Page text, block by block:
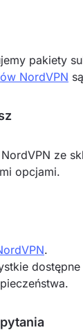
pakiety
NordVPN
ze
opcjami.
.